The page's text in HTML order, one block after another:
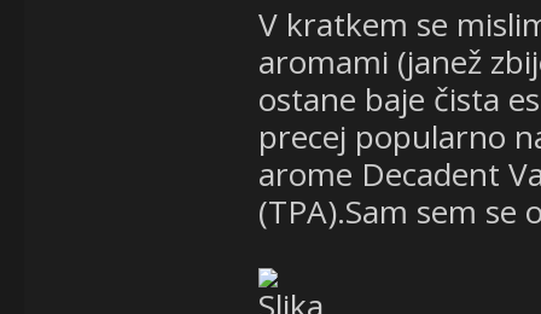
V kratkem se
aromami (janež
ostane baje čista
precej popularno
arome Decadent
(TPA).Sam sem se